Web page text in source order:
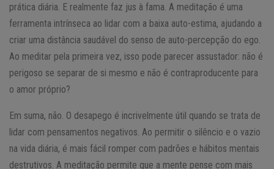
prática diária. E realmente faz jus à fama. A meditação é uma
ferramenta intrínseca ao lidar com a baixa auto-estima, ajudando a
criar uma distância saudável do senso de auto-percepção do ego.
Ao meditar pela primeira vez, isso pode parecer assustador: não é
perigoso se separar de si mesmo e não é contraproducente para
o amor próprio?
Em suma, não. O desapego é incrivelmente útil quando se trata de
lidar com pensamentos negativos. Ao permitir o silêncio e o vazio
na vida diária, é mais fácil romper com padrões e hábitos mentais
destrutivos. A meditação permite que a mente pense com mais